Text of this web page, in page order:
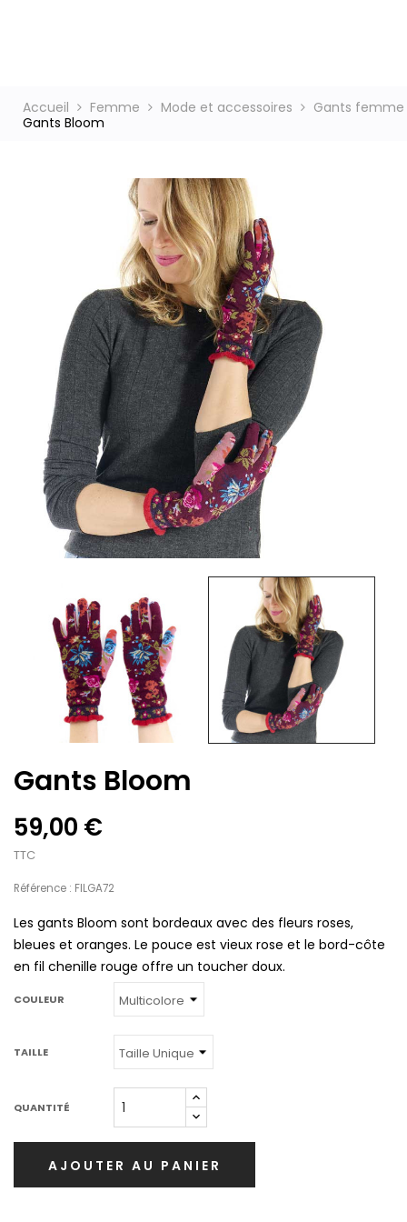
Accueil Femme Mode et accessoires
Gants femme
Gants Bloom
Gants Bloom
59,00 €
TTC
Référence : FILGA72
Les gants Bloom sont bordeaux avec des fleurs roses,
bleues et oranges. Le pouce est vieux rose et le bord-côte
en fil chenille rouge offre un toucher doux.
COULEUR
TAILLE
QUANTITÉ
AJOUTER AU PANIER